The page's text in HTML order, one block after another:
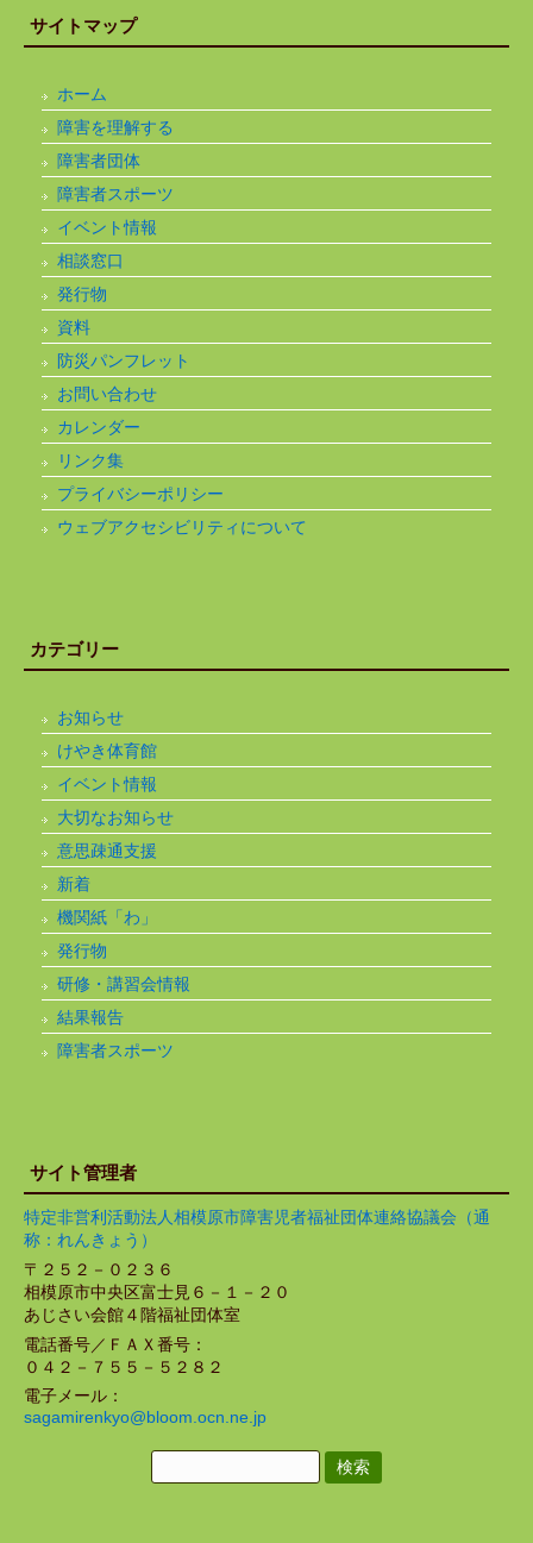
サイトマップ
ホーム
障害を理解する
障害者団体
障害者スポーツ
イベント情報
相談窓口
発行物
資料
防災パンフレット
お問い合わせ
カレンダー
リンク集
プライバシーポリシー
ウェブアクセシビリティについて
カテゴリー
お知らせ
けやき体育館
イベント情報
大切なお知らせ
意思疎通支援
新着
機関紙「わ」
発行物
研修・講習会情報
結果報告
障害者スポーツ
サイト管理者
特定非営利活動法人相模原市障害児者福祉団体連絡協議会（通
称：れんきょう）
〒２５２－０２３６
相模原市中央区富士見６－１－２０
あじさい会館４階福祉団体室
電話番号／ＦＡＸ番号：
０４２－７５５－５２８２
電子メール：
sagamirenkyo@bloom.ocn.ne.jp
検
索: